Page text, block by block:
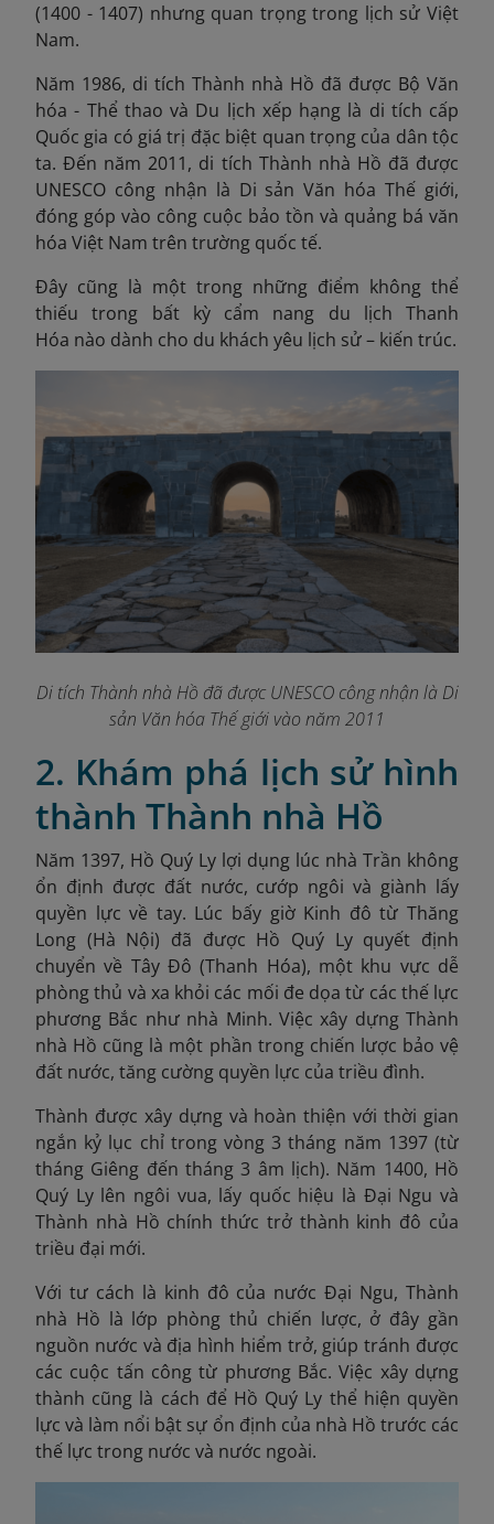
(1400 - 1407) nhưng quan trọng trong lịch sử Việt
Nam.
Năm 1986, di tích Thành nhà Hồ đã được Bộ Văn
hóa - Thể thao và Du lịch xếp hạng là di tích cấp
Quốc gia có giá trị đặc biệt quan trọng của dân tộc
ta. Đến năm 2011, di tích Thành nhà Hồ đã được
UNESCO công nhận là Di sản Văn hóa Thế giới,
đóng góp vào công cuộc bảo tồn và quảng bá văn
hóa Việt Nam trên trường quốc tế.
Đây cũng là một trong những điểm không thể
thiếu trong bất kỳ cẩm nang du lịch Thanh
Hóa nào dành cho du khách yêu lịch sử – kiến trúc.
Di tích Thành nhà Hồ đã được UNESCO công nhận là Di
sản Văn hóa Thế giới vào năm 2011
2. Khám phá lịch sử hình
thành Thành nhà Hồ
Năm 1397, Hồ Quý Ly lợi dụng lúc nhà Trần không
ổn định được đất nước, cướp ngôi và giành lấy
quyền lực về tay. Lúc bấy giờ Kinh đô từ Thăng
Long (Hà Nội) đã được Hồ Quý Ly quyết định
chuyển về Tây Đô (Thanh Hóa), một khu vực dễ
phòng thủ và xa khỏi các mối đe dọa từ các thế lực
phương Bắc như nhà Minh. Việc xây dựng Thành
nhà Hồ cũng là một phần trong chiến lược bảo vệ
đất nước, tăng cường quyền lực của triều đình.
Thành được xây dựng và hoàn thiện với thời gian
ngắn kỷ lục chỉ trong vòng 3 tháng năm 1397 (từ
tháng Giêng đến tháng 3 âm lịch). Năm 1400, Hồ
Quý Ly lên ngôi vua, lấy quốc hiệu là Đại Ngu và
Thành nhà Hồ chính thức trở thành kinh đô của
triều đại mới.
Với tư cách là kinh đô của nước Đại Ngu, Thành
nhà Hồ là lớp phòng thủ chiến lược, ở đây gần
nguồn nước và địa hình hiểm trở, giúp tránh được
các cuộc tấn công từ phương Bắc. Việc xây dựng
thành cũng là cách để Hồ Quý Ly thể hiện quyền
lực và làm nổi bật sự ổn định của nhà Hồ trước các
thế lực trong nước và nước ngoài.